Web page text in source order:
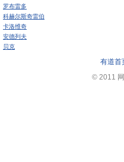
罗布雷多
科赫尔斯奇雷伯
卡洛维奇
安德列夫
贝克
有道首
© 2011